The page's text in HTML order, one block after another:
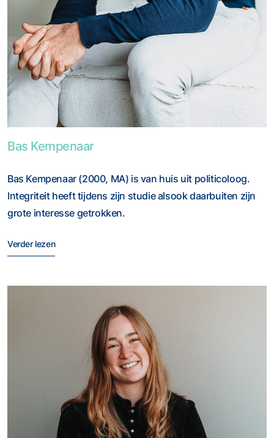
Bas Kempenaar
Bas Kempenaar (2000, MA) is van huis uit politicoloog.
Integriteit heeft tijdens zijn studie alsook daarbuiten zijn
grote interesse getrokken.
Verder lezen